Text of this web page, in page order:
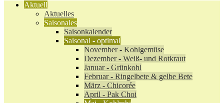
Aktuell
Aktuelles
Saisonales
Saisonkalender
Saisonal - optimal
November - Kohlgemüse
Dezember - Weiß- und Rotkraut
Januar - Grünkohl
Februar - Ringelbete & gelbe Bete
März - Chicorée
April - Pak Choi